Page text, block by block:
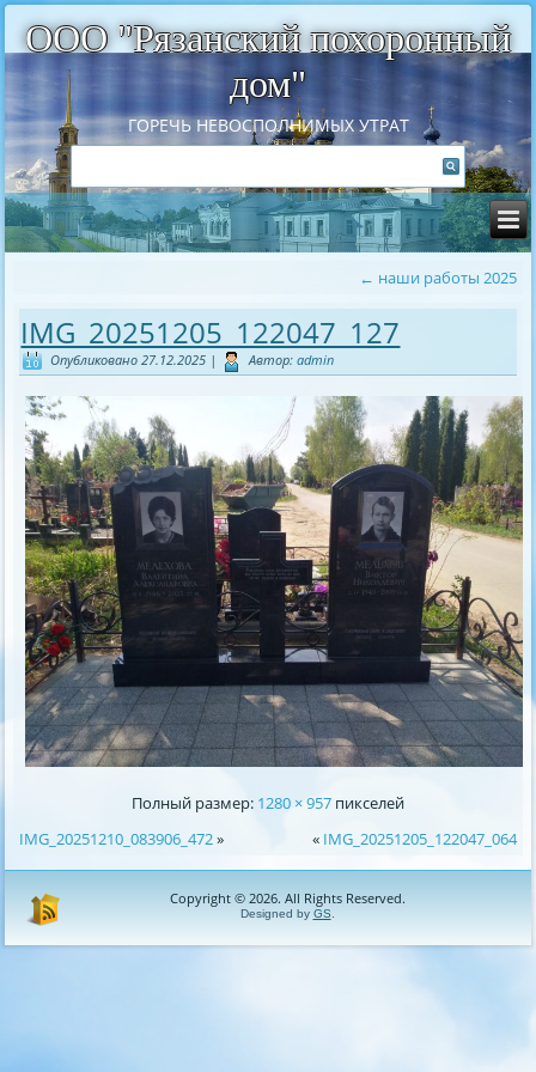
ООО "Рязанский похоронный
дом"
ГОРЕЧЬ НЕВОСПОЛНИМЫХ УТРАТ
← наши работы 2025
IMG_20251205_122047_127
Опубликовано 27.12.2025 | Автор: admin
Полный размер: 1280 × 957 пикселей
IMG_20251210_083906_472» « IMG_20251205_122047_064
Copyright © 2026. All Rights Reserved.
Designed by GS